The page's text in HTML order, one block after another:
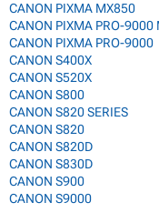
CANON PIXMA MX850
CANON PIXMA PRO-9000
CANON PIXMA PRO-9000
CANON S400X
CANON S520X
CANON S800
CANON S820 SERIES
CANON S820
CANON S820D
CANON S830D
CANON S900
CANON S9000